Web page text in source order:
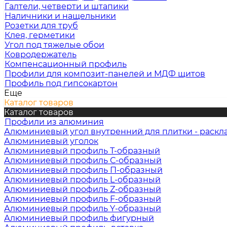
Галтели, четверти и штапики
Наличники и нащельники
Розетки для труб
Клея, герметики
Угол под тяжелые обои
Ковродержатель
Компенсационный профиль
Профили для композит-панелей и МДФ щитов
Профиль под гипсокартон
Еще
Каталог товаров
Каталог товаров
Профили из алюминия
Алюминиевый угол внутренний для плитки -
Алюминиевый уголок
Алюминиевый профиль Т-образный
Алюминиевый профиль С-образный
Алюминиевый профиль П-образный
Алюминиевый профиль L-образный
Алюминиевый профиль Z-образный
Алюминиевый профиль F-образный
Алюминиевый профиль Y-образный
Алюминиевый профиль фигурный